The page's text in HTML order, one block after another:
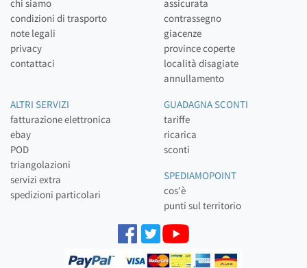
chi siamo
condizioni di trasporto
note legali
privacy
contattaci
assicurata
contrassegno
giacenze
province coperte
località disagiate
annullamento
ALTRI SERVIZI
fatturazione elettronica
ebay
POD
triangolazioni
servizi extra
spedizioni particolari
GUADAGNA SCONTI
tariffe
ricarica
sconti
SPEDIAMOPOINT
cos'è
punti sul territorio